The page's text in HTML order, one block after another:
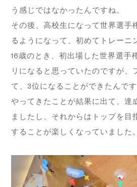
う感じではなかったんですね。
その後、高校生になって世界選手
るようになって、初めてトレーニ
16歳のとき、初出場した世界選手
リになると思っていたのですが、
て、3位になることができたんで
やってきたことが結果に出て、達
ましたし、それからはトップを目
することが楽しくなっていました。